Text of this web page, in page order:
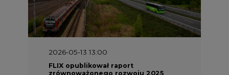
2026-05-13 13:00
FLIX opublikował raport
zrównoważonego rozwoju 2025